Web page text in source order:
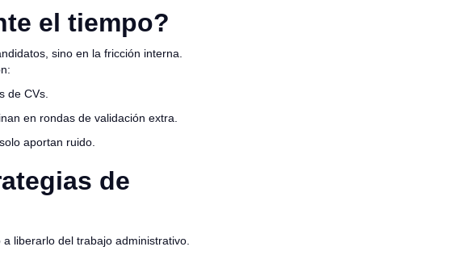
el tiempo?
sino en la fricción interna.
de CVs.
en rondas de validación extra.
aportan ruido.
de
liberarlo del trabajo administrativo.